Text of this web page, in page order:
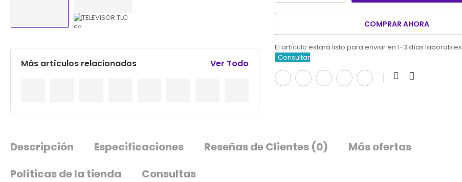
Más artículos relacionados Ver Todo
COMPRAR AHORA
El artículo estará listo para enviar en 1-3 días laborables
Consultar
Descripción Especificaciones Reseñas de Clientes (0)
Más ofertas
Políticas de la tienda
Consultas